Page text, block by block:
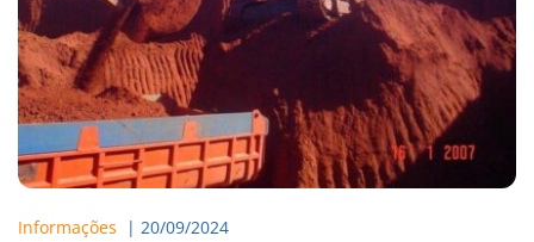
Informações
  |
20/09/2024